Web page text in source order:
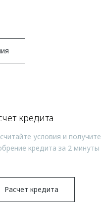
кредита
условия и получите
кредита за 2 минуты
Расчет кредита